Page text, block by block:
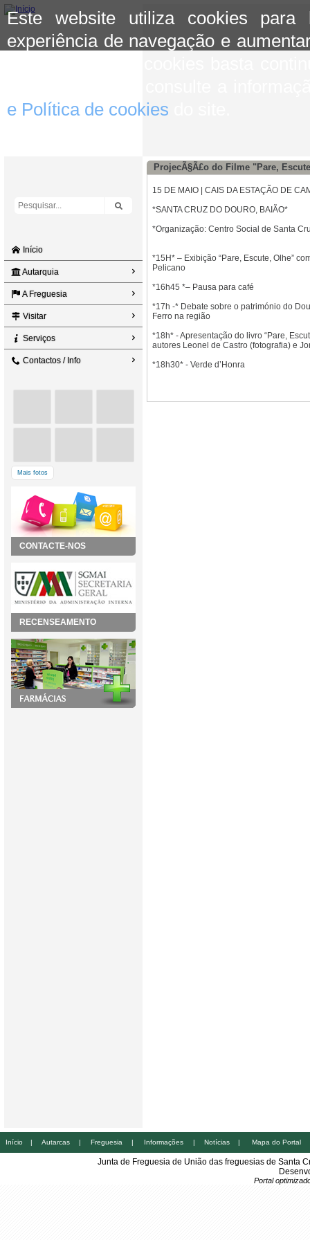
Este website utiliza cookies para
experiência de navegação e
e Política de cookies
Início
Autarquia
A Freguesia
Visitar
Serviços
Contactos / Info
Mais fotos
CONTACTE-NOS
RECENSEAMENTO
ProjecÃ§Ã£o do Filme "Pare,
15 DE MAIO | CAIS DA ESTAÇÃO DE
*SANTA CRUZ DO DOURO, BAIÃO*
*Organização: Centro Social de Santa
*15H* – Exibição “Pare, Escute, Olhe”
Pelicano
*16h45 *– Pausa para café
*17h -* Debate sobre o património do
Ferro na região
*18h* - Apresentação do livro “Pare,
autores Leonel de Castro (fotografia) e
*18h30* - Verde d’Honra
Início | Autarcas | Freguesia | Informações | Notícias | Mapa do Portal
Junta de Freguesia de União das freguesias de Santa
Portal